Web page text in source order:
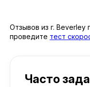
Отзывов из г. Beverley
проведите тест
Часто